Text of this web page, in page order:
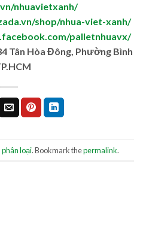
nhuavietxanh/
shop/nhua-viet-xanh/
palletnhuavx/
Tân Hòa Đông, Phường Bình
loại. Bookmark thepermalink.